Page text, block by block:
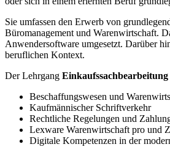
Sie umfassen den Erwerb von
Büromanagement und Warenwirtschaft.
Anwendersoftware umgesetzt. Darüber
beruflichen Kontext.
Der Lehrgang
Beschaffungswesen und
Kaufmännischer Schriftverkehr
Rechtliche Regelungen und
Lexware Warenwirtschaft pro und
Digitale Kompetenzen in der